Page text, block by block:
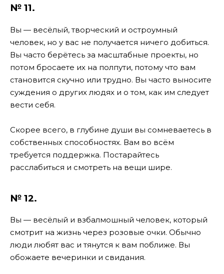
№ 11.
Вы — весёлый, творческий и остроумный
человек, но у вас не получается ничего добиться.
Вы часто берётесь за масштабные проекты, но
потом бросаете их на полпути, потому что вам
становится скучно или трудно. Вы часто выносите
суждения о других людях и о том, как им следует
вести себя.
Скорее всего, в глубине души вы сомневаетесь в
собственных способностях. Вам во всём
требуется поддержка. Постарайтесь
расслабиться и смотреть на вещи шире.
№ 12.
Вы — весёлый и взбалмошный человек, который
смотрит на жизнь через розовые очки. Обычно
люди любят вас и тянутся к вам поближе. Вы
обожаете вечеринки и свидания.